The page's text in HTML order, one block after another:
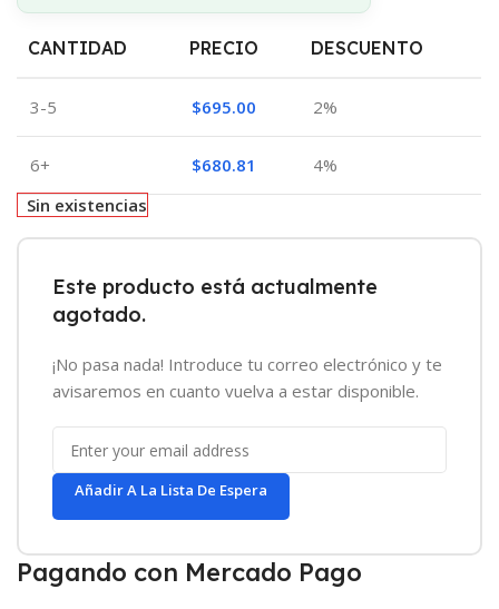
CANTIDAD PRECIO DESCUENTO
3-5 $695.00 2%
6+ $680.81
4%
Sin existencias
Este producto está actualmente
agotado.
¡No pasa nada! Introduce tu correo electrónico y te
avisaremos en cuanto vuelva a estar disponible.
Añadir A La Lista De Espera
Pagando con Mercado Pago